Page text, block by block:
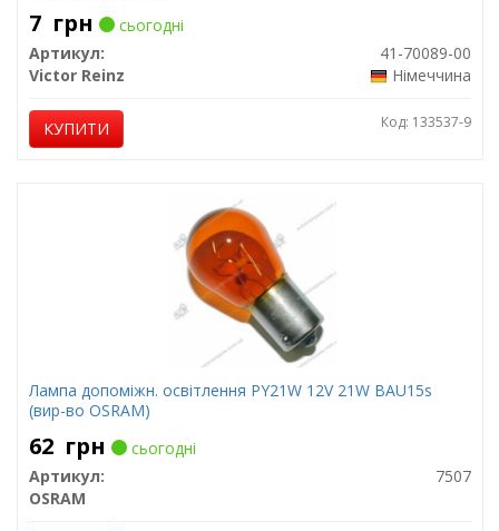
7 грн
сьогодні
Артикул:
41-70089-00
Victor Reinz
Німеччина
КУПИТИ Код: 133537-9
Лампа допоміжн. освітлення РY21W 12V 21W ВАU15s
(вир-во OSRAM)
62 грн
сьогодні
Артикул:
7507
OSRAM